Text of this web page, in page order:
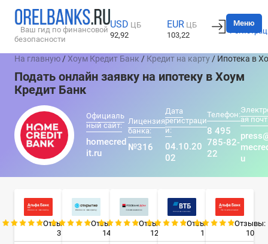
Ваш гид по финансовой
безопасности
USD ЦБ
92,92
EUR ЦБ
103,22
Вход
Меню
На главную / Хоум Кредит Банк / Кредит на карту / Ипотека в
Подать онлайн заявку на ипотеку в Хоум
Кредит Банк
Официаль
ный сайт:
homecred
it.ru
Лицензия
банка:
№316
Дата
регистраци
и:
04.10.20
02
Телефон:
8 495
785-82-
22
ая
u
Отзывы:
3
Отзывы:
14
Отзывы:
12
Отзывы:
1
Отзывы:
10